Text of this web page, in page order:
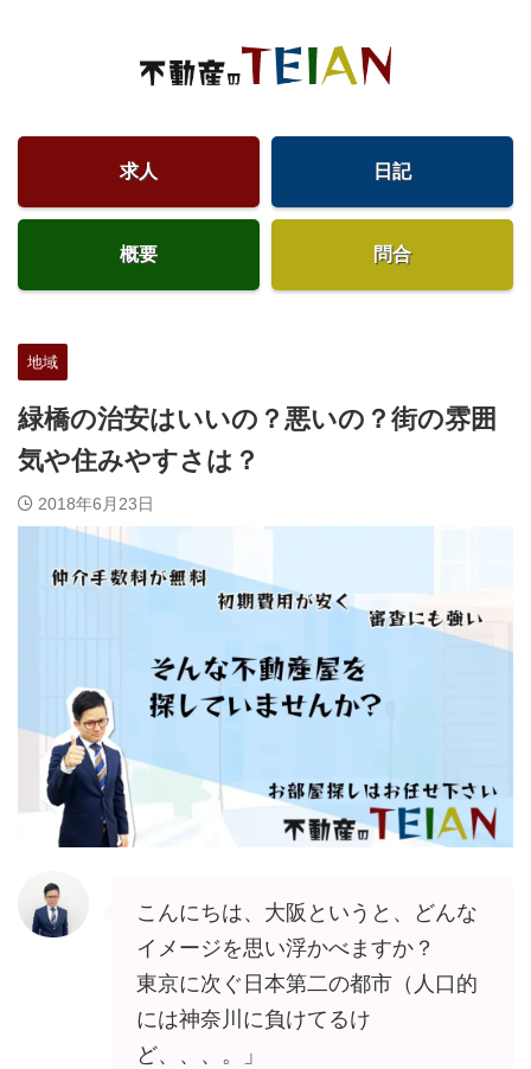
求人 日記
概要 問合
地域
緑橋の治安はいいの？悪いの？街の雰囲
気や住みやすさは？
2018年6月23日
こんにちは、大阪というと、どんな
イメージを思い浮かべますか？
東京に次ぐ日本第二の都市（人口的
には神奈川に負けてるけ
ど、、、。」